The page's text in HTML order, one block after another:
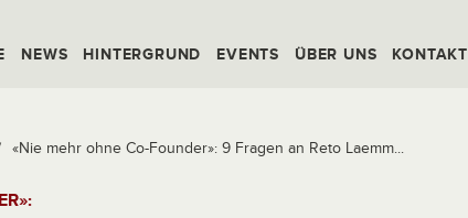
NEWS HINTERGRUND EVENTS ÜBER UNS KONTAKT
«Nie mehr ohne Co-Founder»: 9 Fragen an Reto Laemm...